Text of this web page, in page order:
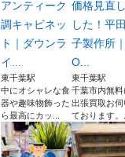
アンティーク
調キャビネッ
ト｜ダウンラ
イ...
東千葉駅
中にオシャレな食
器や趣味物飾った
ら最高にカッ...
価格見直
した！平
子製作所
O...
東千葉駅
千葉市内無料
出張買取お伺
ております。...